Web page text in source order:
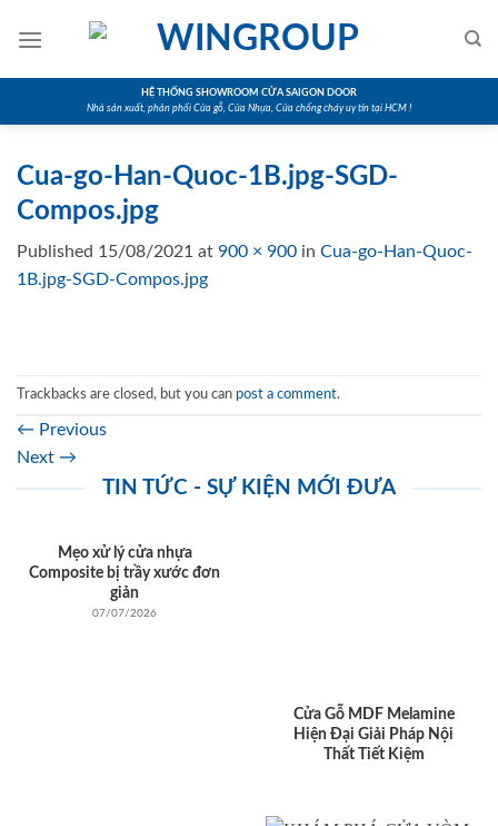
HỆ THỐNG SHOWROOM CỬA SAIGON DOOR
Nhà sản xuất, phân phối Cửa gỗ, Cửa Nhựa, Cửa chống cháy uy tín tại HCM !
Cua-go-Han-Quoc-1B.jpg-SGD-
Compos.jpg
Published 15/08/2021 at 900 × 900 in Cua-go-Han-Quoc-
1B.jpg-SGD-Compos.jpg
Trackbacks are closed, but you can post a comment.
← Previous
Next →
TIN TỨC - SỰ KIỆN MỚI ĐƯA
Mẹo xử lý cửa nhựa
Composite bị trầy xước đơn
giản
07/07/2026
Cửa Gỗ MDF Melamine
Hiện Đại Giải Pháp Nội
Thất Tiết Kiệm